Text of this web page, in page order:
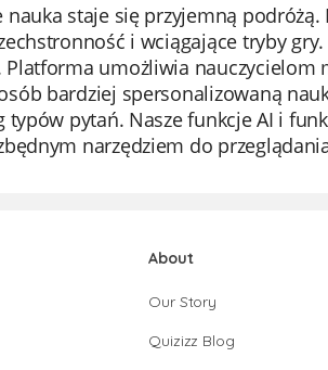
nauka staje się przyjemną
i wciągające tryby
umożliwia
bardziej spersonalizowaną
typów pytań. Nasze funkcje AI i
narzędziem do
About
Our Story
Quizizz Blog